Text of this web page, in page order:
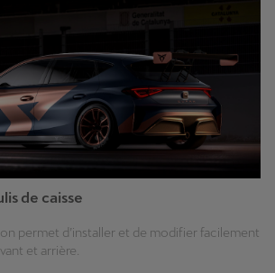
de caisse
permet d’installer et de modifier facilement
et arrière.